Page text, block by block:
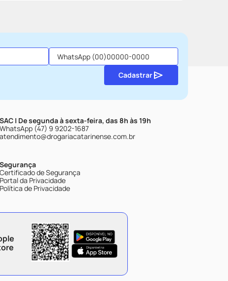
Cadastrar
SAC | De segunda à sexta-feira, das 8h às 19h
WhatsApp (47) 9 9202-1687
atendimento@drogariacatarinense.com.br
Segurança
Certificado de Segurança
Portal da Privacidade
Política de Privacidade